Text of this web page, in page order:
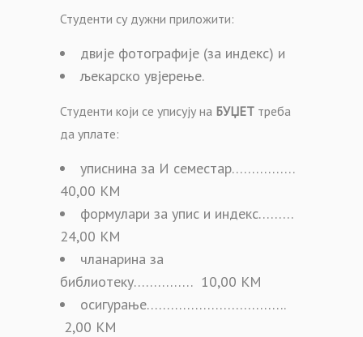
Студенти су дужни приложити:
двије фотографије (за индекс) и
љекарско увјерење.
Студенти који се уписују на БУЏЕТ треба
да уплате:
уписнина за И семестар…………….
40,00 КМ
формулари за упис и индекс………
24,00 КМ
чланарина за
библиотеку…………… 10,00 КМ
осигурање……………………………..
2,00 КМ